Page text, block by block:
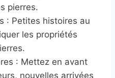
pierres.
: Petites histoires au
les propriétés
: Mettez en avant
nouvelles arrivées